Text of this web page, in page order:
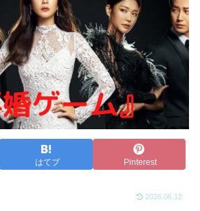
はてブ Pinterest
2026.06.12